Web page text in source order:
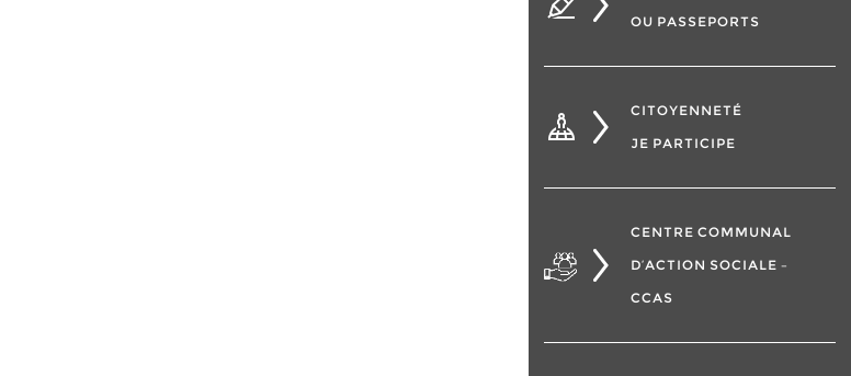
OU PASSEPORTS
CITOYENNETÉ
JE PARTICIPE
CENTRE COMMUNAL
D’ACTION SOCIALE –
CCAS